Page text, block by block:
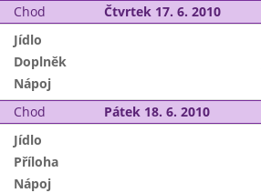
Chod Čtvrtek 17. 6. 2010
Jídlo
Doplněk
Nápoj
Chod Pátek 18. 6. 2010
Jídlo
Příloha
Nápoj